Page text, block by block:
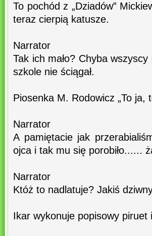
To pochód z „Dziadów”
teraz cierpią katusze.
Narrator
Tak ich mało? Chyba
szkole nie ściągał.
Piosenka M. Rodowicz „To ja,
Narrator
A pamiętacie jak
ojca i tak mu się porobiło......
Narrator
Któż to nadlatuje? Jakiś
Ikar wykonuje popisowy piruet